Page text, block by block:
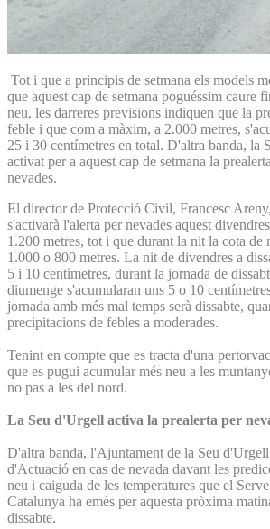
Tot i que a principis de setmana els models
que aquest cap de setmana poguéssim caure
neu, les darreres previsions indiquen que la
feble i que com a màxim, a 2.000 metres,
25 i 30 centímetres en total. D'altra banda, la
activat per a aquest cap de setmana la
nevades.
El director de Protecció Civil, Francesc
s'activarà l'alerta per nevades aquest
1.200 metres, tot i que durant la nit la cota de
1.000 o 800 metres. La nit de divendres a
5 i 10 centímetres, durant la jornada de
diumenge s'acumularan uns 5 o 10
jornada amb més mal temps serà dissabte,
precipitacions de febles a moderades.
Tenint en compte que es tracta d'una
que es pugui acumular més neu a les
no pas a les del nord.
La Seu d'Urgell activa la prealerta per
D'altra banda, l'Ajuntament de la Seu
d'Actuació en cas de nevada davant les
neu i caiguda de les temperatures que el
Catalunya ha emès per aquesta pròxima
dissabte.